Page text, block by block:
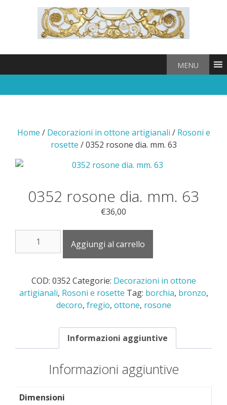
MENU
Home / Decorazioni in ottone artigianali / Rosoni e
rosette / 0352 rosone dia. mm. 63
0352 rosone dia. mm. 63
€36,00
rosone
quantità
Aggiungi al carrello
COD: 0352 Categorie: Decorazioni in ottone
artigianali, Rosoni e rosette Tag: borchia, bronzo,
decoro, fregio, ottone, rosone
Informazioni aggiuntive
Informazioni aggiuntive
Dimensioni